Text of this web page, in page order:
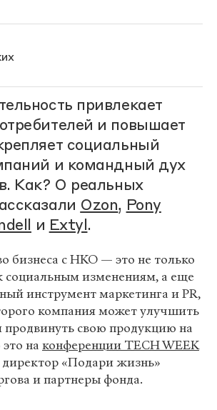
привлекает
и повышает
социальный
и командный дух
Как? О реальных
Ozon, Pony
и Extyl .
бизнеса с НКО — это не только
социальным изменениям, а еще
инструмент маркетинга и PR,
компания может улучшить
свою продукцию на
на конференции TECH WEEK
«Подари жизнь»
и партнеры фонда.